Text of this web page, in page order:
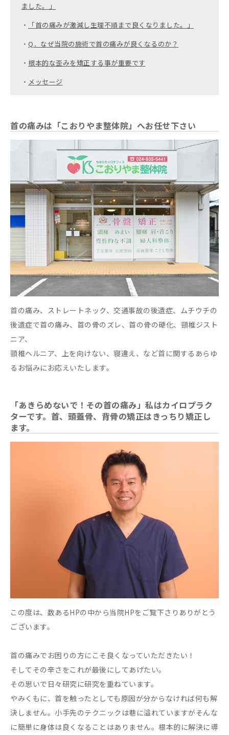
ました。」
・
「首の痛みが激減し生理不順まで良くなりました。」
・ Q．なぜ当院の施術で首の痛みが良くなるのか？
・ 根本的な歪みを矯正する事が重要です
・ メッセージ
首の痛みは「こおりやま整体院」へお任せ下さい
首の痛み、ストレートネック、交通事故の後遺症、ムチウチの
後遺症で首の痛み、首の骨のズレ、首の骨の硬化、頸椎ジスト
ニア、
頸椎ヘルニア、上を向けない、寝違え、など首に関するあらゆ
るお悩みにお応えいたします。
「あきらめないで！その首の痛み」私はカイロプラク
ターです。首、頭蓋骨、背骨の矯正はきっちり矯正し
ます。
この度は、数あるHPの中から当院HPをご覧下さりありがとう
ございます。
首の痛みでお困りの方にこそ良くなっていただきたい！
そしてその辛さをこれが最後にしてあげたい。
その思いで日々研究に研究を重ねています。
やみくもに、首を触ったとしても原因が分からなければ何も解
決しません。小手先のテクニックは巷に溢れていますがそんな
に簡単に身体は良くなることはありません。根本的に解決に導